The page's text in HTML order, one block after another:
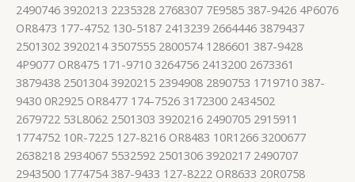
2490746 3920213 2235328 2768307 7E9585 387-9426 4P6076
OR8473 177-4752 130-5187 2413239 2664446 3879437
2501302 3920214 3507555 2800574 1286601 387-9428
4P9077 OR8475 171-9710 3264756 2413200 2673361
3879438 2501304 3920215 2394908 2890753 1719710 387-
9430 0R2925 OR8477 174-7526 3172300 2434502
2679722 53L8062 2501303 3920216 2490705 2915911
1774752 10R-7225 127-8216 OR8483 10R1266 3200677
2638218 2934067 5532592 2501306 3920217 2490707
2943500 1774754 387-9433 127-8222 OR8633 20R0758